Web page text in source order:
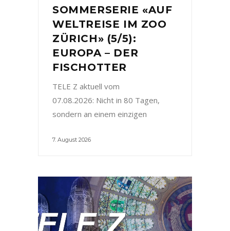
SOMMERSERIE «AUF
WELTREISE IM ZOO
ZÜRICH» (5/5):
EUROPA – DER
FISCHOTTER
TELE Z aktuell vom
07.08.2026: Nicht in 80 Tagen,
sondern an einem einzigen
7. August 2026